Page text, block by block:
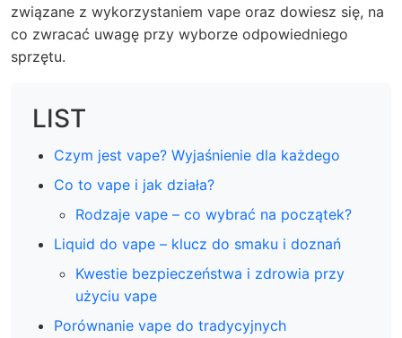
związane z wykorzystaniem vape oraz dowiesz się, na
co zwracać uwagę przy wyborze odpowiedniego
sprzętu.
LIST
Czym jest vape? Wyjaśnienie dla każdego
Co to vape i jak działa?
Rodzaje vape – co wybrać na początek?
Liquid do vape – klucz do smaku i doznań
Kwestie bezpieczeństwa i zdrowia przy
użyciu vape
Porównanie vape do tradycyjnych